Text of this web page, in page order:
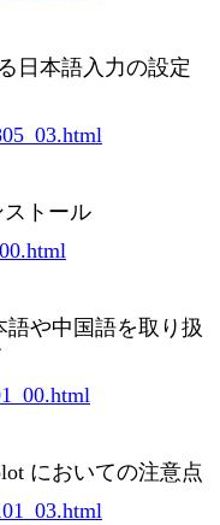
日本語入力の設定
ストール
語や中国語を取り扱
においての注意点